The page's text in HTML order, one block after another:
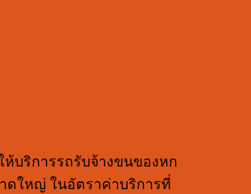
บริการรถรับจ้างขนของหก
ดใหญ่ ในอัตราค่าบริการที่